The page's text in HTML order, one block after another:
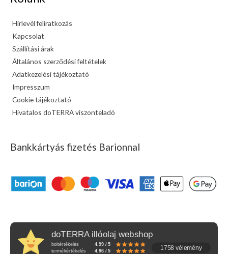
Hírlevél feliratkozás
Kapcsolat
Szállítási árak
Általános szerződési feltételek
Adatkezelési tájékoztató
Impresszum
Cookie tájékoztató
Hivatalos doTERRA viszonteladó
Bankkártyás fizetés Barionnal
doTERRA illóolaj webshop
boltértékelés
4.99 / 5
termékértékelés
4.96 / 5 1758 vélemény